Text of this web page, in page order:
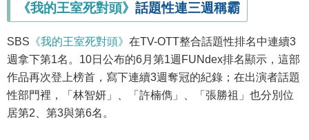
《我的王室死對頭》 話題性連三週稱霸
SBS 《我的王室死對頭》 在TV-OTT整合話題性排名中連續3
週拿下第1名。10日公布的6月第1週FUNdex排名顯示，這部
作品再次登上榜首，寫下連續3週奪冠的紀錄；在出演者話題
性部門裡，「林智妍」、「許楠儁」、「張勝祖」也分別位
居第2、第3與第6名。